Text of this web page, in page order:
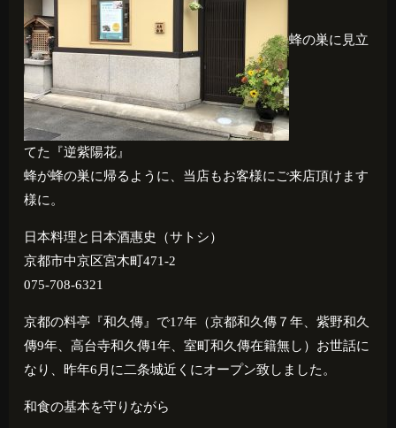
蜂の巣に見立
てた『逆紫陽花』
蜂が蜂の巣に帰るように、当店もお客様にご来店頂けます
様に。
日本料理と日本酒惠史（サトシ）
京都市中京区宮木町471-2
075-708-6321
京都の料亭『和久傳』で17年（京都和久傳７年、紫野和久
傳9年、高台寺和久傳1年、室町和久傳在籍無し）お世話に
なり、昨年6 月に二条城近くにオープン致しました。
和食の基本を守りながら